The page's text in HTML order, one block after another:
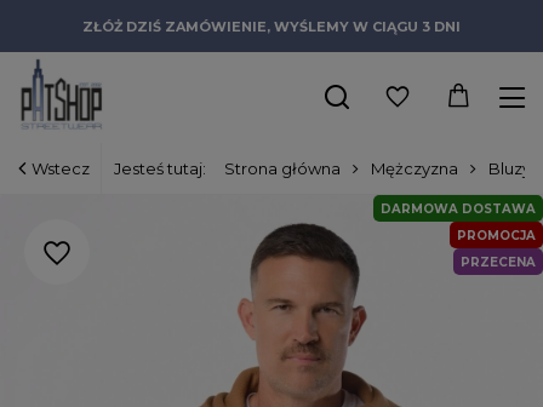
ZŁÓŻ DZIŚ ZAMÓWIENIE, WYŚLEMY W CIĄGU 3 DNI
Wstecz Jesteś tutaj: Strona główna Mężczyzna Bluzy
PROMOCJA
PRZECENA
DARMOWA DOSTAWA